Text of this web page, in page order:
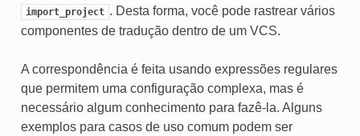
import_project . Desta forma, você pode rastrear vários
componentes de tradução dentro de um VCS.
A correspondência é feita usando expressões regulares
que permitem uma configuração complexa, mas é
necessário algum conhecimento para fazê-la. Alguns
exemplos para casos de uso comum podem ser